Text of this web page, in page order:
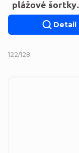
plážové šortky
PAW24-0552
Detail
122/128